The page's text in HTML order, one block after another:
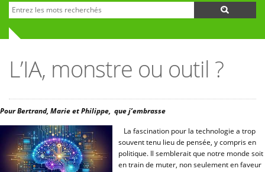
FORUM
Formulaire de recherche
Recherche
L’IA, monstre ou outil ?
Pour Bertrand, Marie et Philippe, que j’embrasse
La fascination pour la technologie a trop
souvent tenu lieu de pensée, y compris en
politique. Il semblerait que notre monde soit
en train de muter, non seulement en faveur